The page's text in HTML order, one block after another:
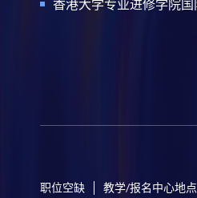
香港大学专业进修学院
职位空缺 教学/报名中心地点